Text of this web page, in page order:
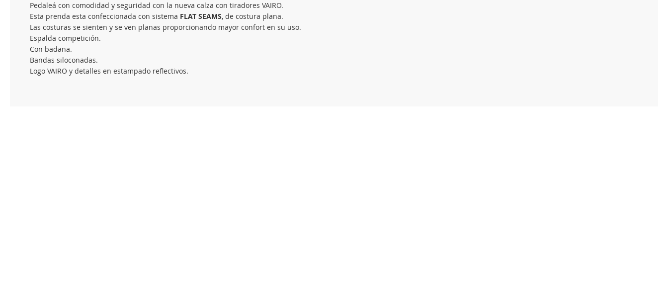
Pedaleá con comodidad y seguridad con la nueva calza con tiradores VAIRO.
Esta prenda esta confeccionada con sistema FLAT SEAMS, de costura plana.
Las costuras se sienten y se ven planas proporcionando mayor confort en su uso.
Espalda competición.
Con badana.
Bandas siloconadas.
Logo VAIRO y detalles en estampado reflectivos.